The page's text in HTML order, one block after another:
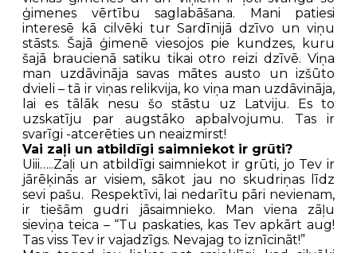
ģimenes vērtību saglabāšana. Mani patiesi
interesē kā cilvēki tur Sardīnijā dzīvo un viņu
stāsts. Šajā ģimenē viesojos pie kundzes, kuru
šajā braucienā satiku tikai otro reizi dzīvē. Viņa
man uzdāvināja savas mātes austo un izšūto
dvieli – tā ir viņas relikvija, ko viņa man uzdāvināja,
lai es tālāk nesu šo stāstu uz Latviju. Es to
uzskatīju par augstāko apbalvojumu. Tas ir
svarīgi -atcerēties un neaizmirst!
Vai zaļi un atbildīgi saimniekot ir grūti?
Uiii…..Zaļi un atbildīgi saimniekot ir grūti, jo Tev ir
jārēķinās ar visiem, sākot jau no skudriņas līdz
sevi pašu. Respektīvi, lai nedarītu pāri nevienam,
ir tiešām gudri jāsaimnieko. Man viena zāļu
sieviņa teica – “Tu paskaties, kas Tev apkārt aug!
Tas viss Tev ir vajadzīgs. Nevajag to iznīcināt!”